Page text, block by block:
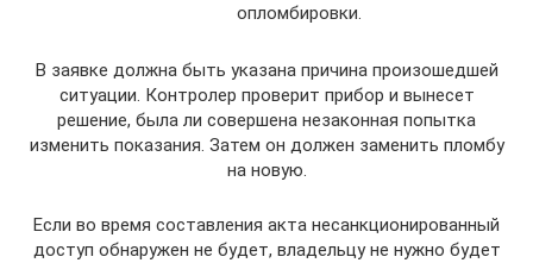
опломбировки.
В заявке должна быть указана причина произошедшей
ситуации. Контролер проверит прибор и вынесет
решение, была ли совершена незаконная попытка
изменить показания. Затем он должен заменить пломбу
на новую.
Если во время составления акта несанкционированный
доступ обнаружен не будет, владельцу не нужно будет